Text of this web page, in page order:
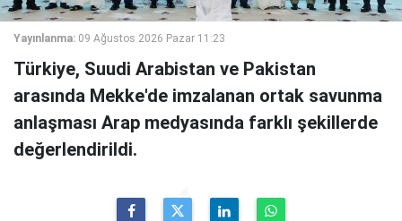
Yayınlanma: 09 Ağustos 2026 Pazar 11:23
Türkiye, Suudi Arabistan ve Pakistan
arasında Mekke'de imzalanan ortak savunma
anlaşması Arap medyasında farklı şekillerde
değerlendirildi.